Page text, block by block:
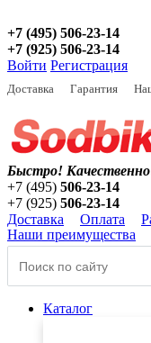
+7 (495) 506-23-14
+7 (925) 506-23-14
Войти Регистрация
Доставка Гарантия
Быстро!
+7 (495) 506-23-14
+7 (925) 506-23-14
Доставка
Оплата
Наши преимущества
Каталог